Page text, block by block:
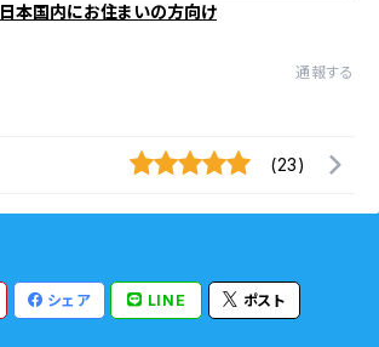
日本国内にお住まいの方向け
通報する
(23)
シェア LINE ポスト